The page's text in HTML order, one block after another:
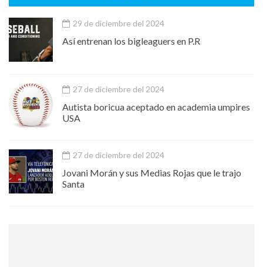
29 de diciembre del 2024
Así entrenan los bigleaguers en P.R
27 de diciembre del 2024
Autista boricua aceptado en academia umpires
USA
27 de diciembre del 2024
Jovani Morán y sus Medias Rojas que le trajo
Santa